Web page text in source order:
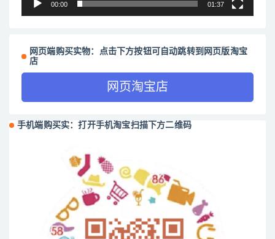
00:00 01:37
网页端购买实物：点击下方按钮可自动跳转到网页版淘宝
店
网页淘宝店
手机端购买实：打开手机淘宝扫描下方二维码